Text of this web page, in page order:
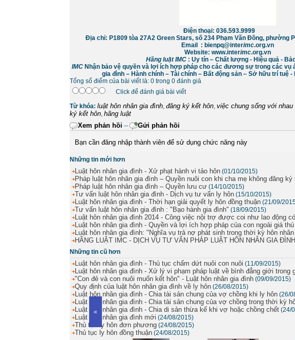
Điện thoại: 036.593.9999
Địa chỉ: P1809 tòa 27A2 Green Stars, số 234 Phạm Văn Đồng, phường
Email : bienpq@interimc.org.vn
Website: www.interimc.org.vn
Hãng luật IMC : Uy tín – Chất lượng - Hiệu quả -
IMCNhận bảo vệ quyền và lợi ích hợp pháp cho các đương sự trong các vụ
gia đình – Hành chính – Tài chính – Bất động sản – Sở hữu trí tuệ
Tổng số điểm của bài viết là: 0 trong 0 đánh giá
Click để đánh giá bài viết
Từ khóa: luật hôn nhân gia đình, đăng ký kết hôn, việc chung sống với
ký kết hôn, hãng luật
Xem phản hồi -- Gửi phản hồi
Bạn cần đăng nhập thành viên để sử dụng chức năng này
Những tin mới hơn
Luật hôn nhân gia đình - Xử phạt hành vi tảo hôn (01/10/2015)
Pháp luật hôn nhân gia đình – Quyền nuôi con khi cha mẹ không đăng ký
Pháp luật hôn nhân gia đình – Quyền lưu cư (14/10/2015)
Tư vấn luật hôn nhân gia đình - Dịch vụ tư vấn ly hôn (15/10/2015)
Luật hôn nhân gia đình - Thời hạn giải quyết ly hôn đồng thuận (21/09/
Tư vấn luật hôn nhân gia đình : "Bạo hành gia đình" (18/09/2015)
Luật hôn nhân gia đình 2014 - Công việc nội trợ được coi như lao động
Luật hôn nhân gia đình - Quyền và lợi ích hợp pháp của con ngoài giá thú
Luật hôn nhân gia đình: "Nghĩa vụ trả nợ phát sinh trong thời kỳ hôn
HÃNG LUẬT IMC - DỊCH VỤ TƯ VẤN PHÁP LUẬT HÔN NHÂN GIA ĐÌNH
Những tin cũ hơn
Luật hôn nhân gia đình - Thủ tục chấm dứt nuôi con nuôi (11/09/2015)
Luật hôn nhân gia đình - Xử lý vi phạm pháp luật về bình đẳng giới trong
"Con đẻ và con nuôi muốn kết hôn" - Luật hôn nhân gia đình (09/09/2015)
Quy định của luật hôn nhân gia đình về ly hôn (26/08/2015)
Luật hôn nhân gia đình - Chia tài sản chung của vợ chồng khi ly hôn (26/
Luật hôn nhân gia đình - Chia tài sản chung của vợ chồng trong thời kỳ
Luật hôn nhân gia đình - Chia di sản thừa kế khi vợ hoặc chồng chết (24/
Luật hôn nhân gia đình mới (24/08/2015)
Thủ tục ly hôn đơn phương (24/08/2015)
Thủ tục ly hôn đồng thuận (24/08/2015)
«